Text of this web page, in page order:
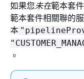
如果您未在範本套
範本套件相關聯的
本
。